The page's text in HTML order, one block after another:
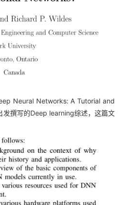
Neural Networks: A Tutorial and
发撰写的Deep learning综述，这篇文